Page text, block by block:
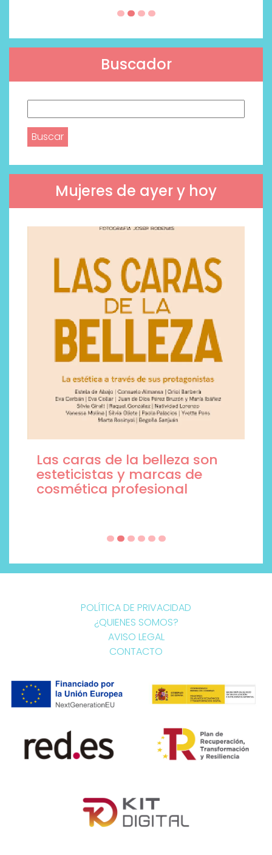
Buscador
Mujeres de ayer y hoy
Las caras de la belleza son
esteticistas y marcas de
cosmética profesional
POLÍTICA DE PRIVACIDAD
¿QUIENES SOMOS?
AVISO LEGAL
CONTACTO